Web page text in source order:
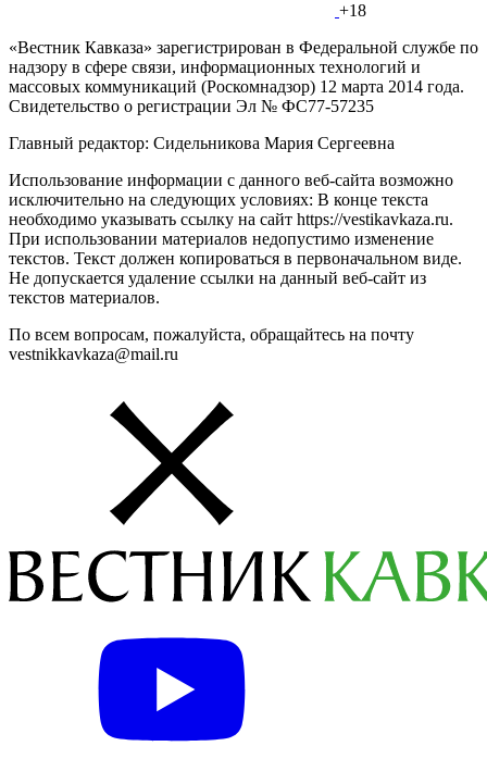
+18
«Вестник Кавказа» зарегистрирован в Федеральной службе по
надзору в сфере связи, информационных технологий и
массовых коммуникаций (Роскомнадзор) 12 марта 2014 года.
Свидетельство о регистрации Эл № ФС77-57235
Главный редактор: Сидельникова Мария Сергеевна
Использование информации с данного веб-сайта возможно
исключительно на следующих условиях: В конце текста
необходимо указывать ссылку на сайт https://vestikavkaza.ru.
При использовании материалов недопустимо изменение
текстов. Текст должен копироваться в первоначальном виде.
Не допускается удаление ссылки на данный веб-сайт из
текстов материалов.
По всем вопросам, пожалуйста, обращайтесь на почту
vestnikkavkaza@mail.ru